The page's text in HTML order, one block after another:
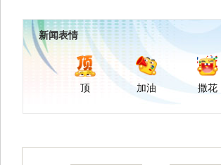
新闻表情
顶 加油 撒花